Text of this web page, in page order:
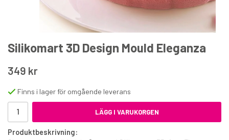
Silikomart 3D Design Mould Eleganza
349 kr
Finns i lager för omgående leverans
LÄGG I VARUKORGEN
Produktbeskrivning: